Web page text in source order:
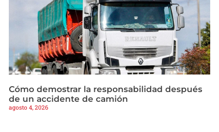
Cómo demostrar la responsabilidad después
de un accidente de camión
agosto 4, 2026